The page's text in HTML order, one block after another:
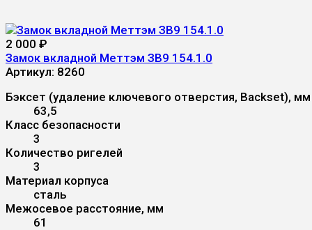
2 000 ₽
Замок вкладной Меттэм ЗВ9 154.1.0
Артикул: 8260
Бэксет (удаление ключевого отверстия, Backset), мм
63,5
Класс безопасности
3
Количество ригелей
3
Материал корпуса
сталь
Межосевое расстояние, мм
61